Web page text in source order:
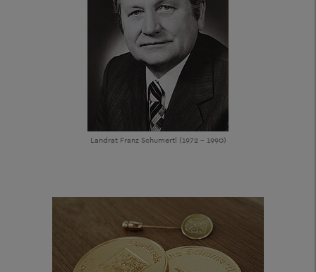
Landrat Franz Schumertl (1972 - 1990)